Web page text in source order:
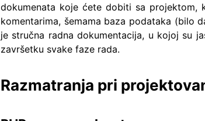
dokumenata koje ćete dobiti sa
komentarima, šemama baza podataka (bilo
je stručna radna dokumentacija, u kojoj su
završetku svake faze rada.
Razmatranja pri